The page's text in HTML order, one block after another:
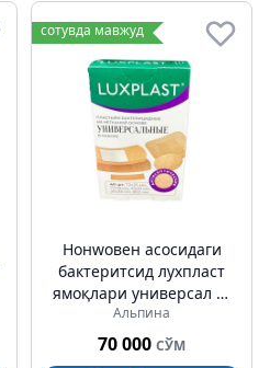
сотувда мавжуд
Нонwовен асосидаги
бактеритсид лухпласт
ямоқлари универсал №
40
Альпина
70 000 СЎМ